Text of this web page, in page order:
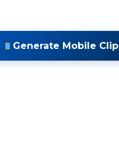
Generate Mobile Clip